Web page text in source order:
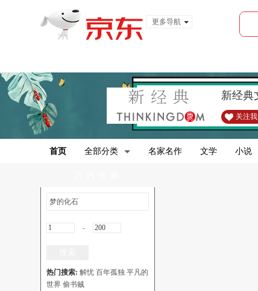
更多导航
新经典
关注我
首页 全部分类 名家名作 文学 小说
-
热门搜索: 解忧 百年孤独 平凡的
世界 偷书贼